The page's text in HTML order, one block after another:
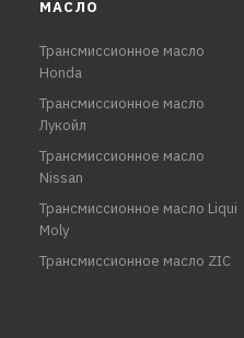
МАСЛО
Трансмиссионное масло
Honda
Трансмиссионное масло
Лукойл
Трансмиссионное масло
Nissan
Трансмиссионное масло Liqui
Moly
Трансмиссионное масло ZIC